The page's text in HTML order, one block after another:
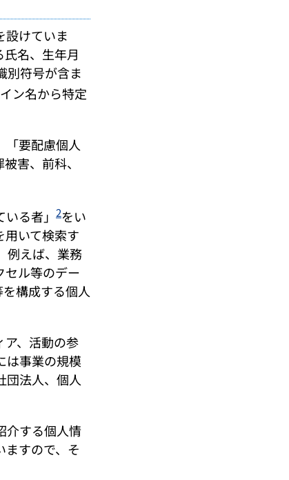
設けていま
名、生年月
別符号が含ま
ン名から特定
「要配慮個人
害、前科、
る者」 2をい
用いて検索す
例えば、業務
セル等のデー
構成する個人
、活動の参
は事業の規模
団法人、個人
介する個人情
すので、そ